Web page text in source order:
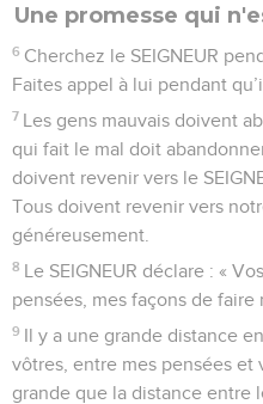
Une promesse qui
6 Cherchez le SEIGNEUR
Faites appel à lui pendant
7 Les gens mauvais doivent
qui fait le mal doit
doivent revenir vers le
Tous doivent revenir vers
généreusement.
8 Le SEIGNEUR déclare : «
pensées, mes façons de faire
9 Il y a une grande distance
vôtres, entre mes pensées et
grande que la distance entre